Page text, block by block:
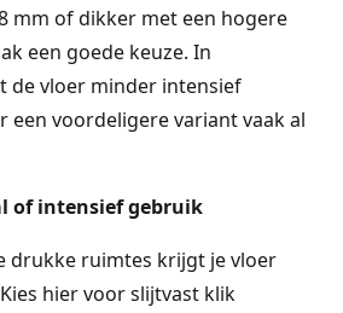
mm of dikker met een hogere
een goede keuze. In
de vloer minder intensief
een voordeligere variant vaak al
of intensief gebruik
drukke ruimtes krijgt je vloer
hier voor slijtvast klik